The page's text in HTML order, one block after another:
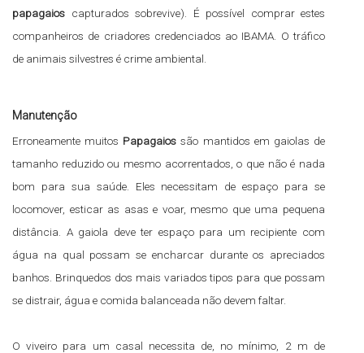
papagaios capturados sobrevive). É possível comprar estes
companheiros de criadores credenciados ao IBAMA. O tráfico
de animais silvestres é crime ambiental.
Manutenção
Erroneamente muitos Papagaios são mantidos em gaiolas de
tamanho reduzido ou mesmo acorrentados, o que não é nada
bom para sua saúde. Eles necessitam de espaço para se
locomover, esticar as asas e voar, mesmo que uma pequena
distância. A gaiola deve ter espaço para um recipiente com
água na qual possam se encharcar durante os apreciados
banhos. Brinquedos dos mais variados tipos para que possam
se distrair, água e comida balanceada não devem faltar.
O viveiro para um casal necessita de, no mínimo, 2 m de